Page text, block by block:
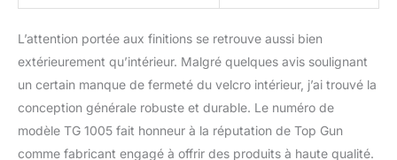
L’attention portée aux finitions se retrouve aussi bien
extérieurement qu’intérieur. Malgré quelques avis soulignant
un certain manque de fermeté du velcro intérieur, j’ai trouvé la
conception générale robuste et durable. Le numéro de
modèle TG 1005 fait honneur à la réputation de Top Gun
comme fabricant engagé à offrir des produits à haute qualité.